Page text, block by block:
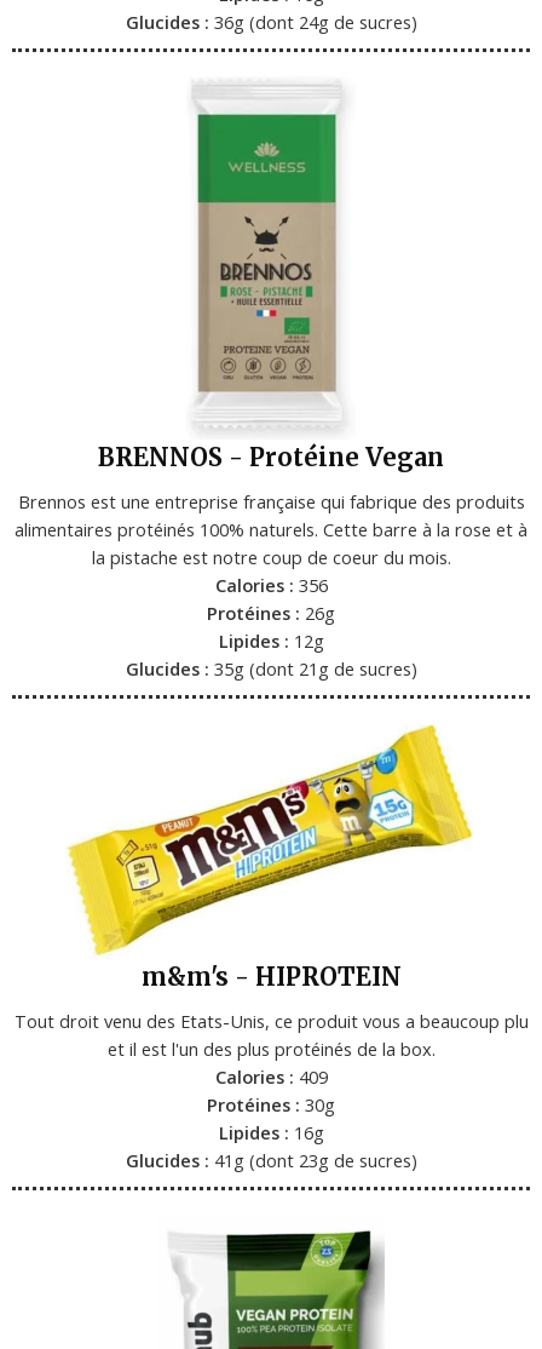
Glucides : 36g (dont 24g de sucres)
BRENNOS - Protéine Vegan
Brennos est une entreprise française qui fabrique des produits
alimentaires protéinés 100% naturels. Cette barre à la rose et à
la pistache est notre coup de coeur du mois.
Calories : 356
Protéines : 26g
Lipides : 12g
Glucides : 35g (dont 21g de sucres)
m&m's - HIPROTEIN
Tout droit venu des Etats-Unis, ce produit vous a beaucoup plu
et il est l'un des plus protéinés de la box.
Calories : 409
Protéines : 30g
Lipides : 16g
Glucides : 41g (dont 23g de sucres)